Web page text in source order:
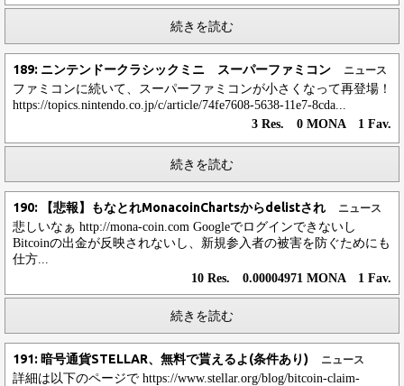
続きを読む
189: ニンテンドークラシックミニ スーパーファミコン ニュース
ファミコンに続いて、スーパーファミコンが小さくなって再登場！
https://topics.nintendo.co.jp/c/article/74fe7608-5638-11e7-8cda...
3 Res. 0 MONA 1 Fav.
続きを読む
190: 【悲報】もなとれMonacoinChartsからdelistされ ニュース
悲しいなぁ http://mona-coin.com Googleでログインできないし
Bitcoinの出金が反映されないし、新規参入者の被害を防ぐためにも
仕方...
10 Res. 0.00004971 MONA 1 Fav.
続きを読む
191: 暗号通貨STELLAR、無料で貰えるよ(条件あり) ニュース
詳細は以下のページで https://www.stellar.org/blog/bitcoin-claim-